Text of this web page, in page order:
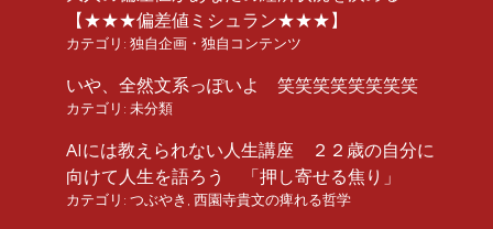
【★★★偏差値ミシュラン★★★】
カテゴリ: 独自企画・独自コンテンツ
いや、全然文系っぽいよ 笑笑笑笑笑笑笑笑
カテゴリ: 未分類
AIには教えられない人生講座 ２２歳の自分に
向けて人生を語ろう 「押し寄せる焦り」
カテゴリ: つぶやき , 西園寺貴文の痺れる哲学